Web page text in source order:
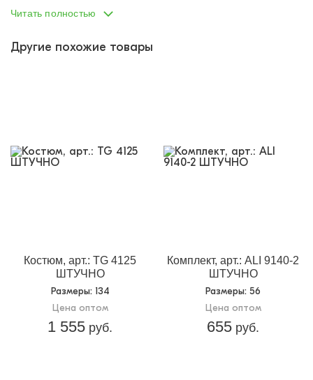
на бокам два отрезных кармана
Читать полностью
Другие похожие товары
Костюм, арт.: TG 4125
ШТУЧНО
Размеры: 134
Цена оптом
1 555 руб.
Комплект, арт.: ALI 9140-2
ШТУЧНО
Размеры: 56
Цена оптом
655 руб.